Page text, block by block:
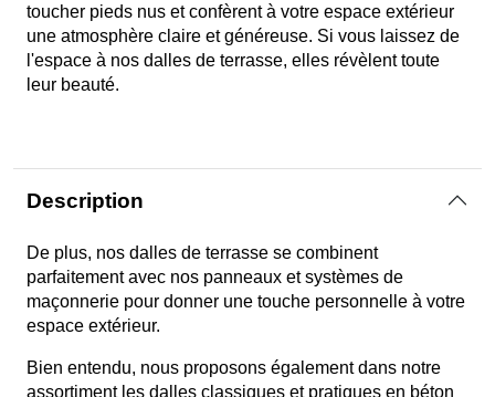
toucher pieds nus et confèrent à votre espace extérieur
une atmosphère claire et généreuse. Si vous laissez de
l'espace à nos dalles de terrasse, elles révèlent toute
leur beauté.
Description
De plus, nos dalles de terrasse se combinent
parfaitement avec nos panneaux et systèmes de
maçonnerie pour donner une touche personnelle à votre
espace extérieur.
Bien entendu, nous proposons également dans notre
assortiment les dalles classiques et pratiques en béton